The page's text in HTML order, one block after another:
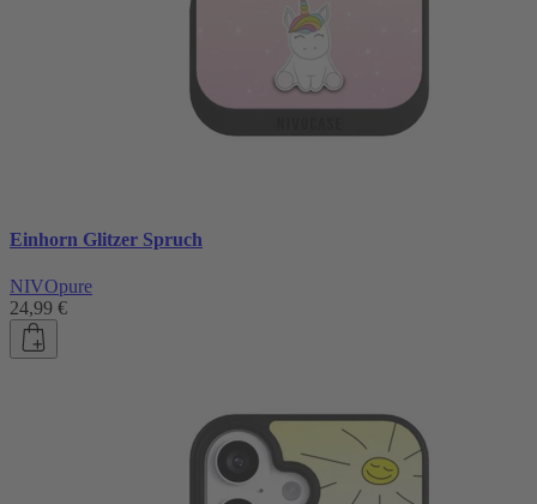
Einhorn Glitzer Spruch
NIVOpure
24,99 €